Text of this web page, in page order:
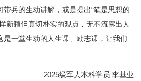
带兵的生动讲解，或是提出“笔是思想的
新颖但真切朴实的观点，无不流露出人
是一堂生动的人生课、励志课，让我们
——2025级军人本科学员 李基业